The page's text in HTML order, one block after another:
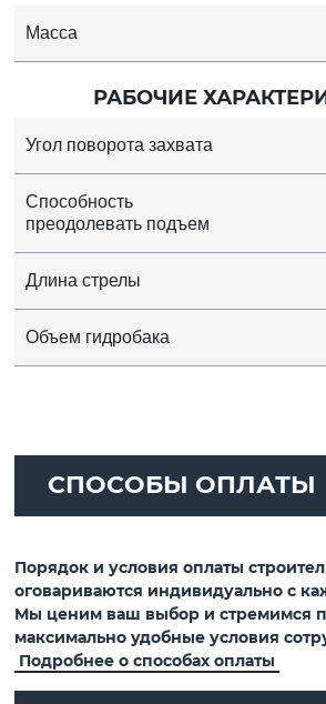
Масса
РАБОЧИЕ
Угол поворота захвата
Способность
преодолевать подъем
Длина стрелы
Объем гидробака
СПОСОБЫ ОПЛАТЫ
Порядок и условия оплаты
оговариваются индивидуально с
Мы ценим ваш выбор и стремимся
максимально удобные условия
Подробнее о способах оплаты